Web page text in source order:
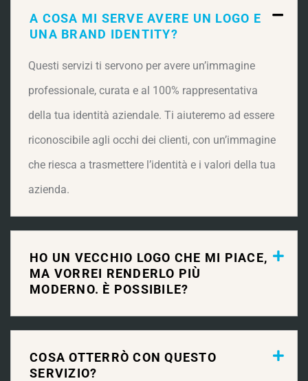
A COSA MI SERVE AVERE UN LOGO E
UNA BRAND IDENTITY?
Questi servizi ti servono per avere un’immagine
professionale, curata e al 100% rappresentativa
della tua identità aziendale. Ti aiuteremo ad essere
riconoscibile agli occhi dei clienti, con un’immagine
che riesca a trasmettere l’identità e i valori della tua
azienda.
HO UN VECCHIO LOGO CHE MI PIACE,
MA VORREI RENDERLO PIÙ
MODERNO. È POSSIBILE?
COSA OTTERRÒ CON QUESTO
SERVIZIO?